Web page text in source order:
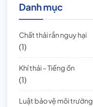
Danh mục
Chất thải rắn nguy hại
(1)
Khí thải – Tiếng ồn
(1)
Luật bảo vệ môi trường